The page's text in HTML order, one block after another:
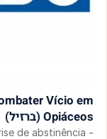
Vício em
Opiáceos (ברזיל)
de abstinência -